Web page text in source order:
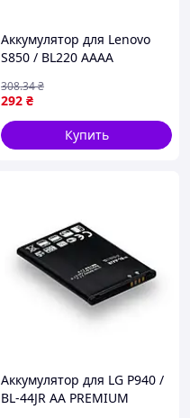
Аккумулятор для Lenovo
S850 / BL220 AAAA
292 ₴
308.34₴
Купить
Аккумулятор для LG P940 /
BL-44JR AA PREMIUM